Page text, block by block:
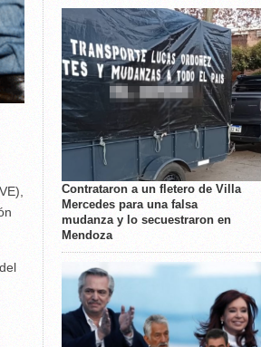
Contrataron a un fletero de Villa
Mercedes para una falsa
mudanza y lo secuestraron en
Mendoza